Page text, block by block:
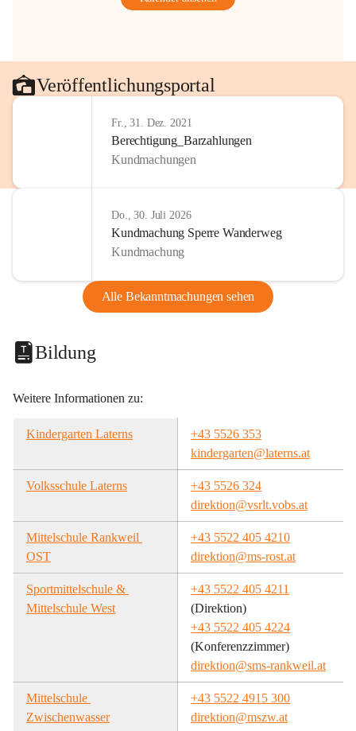
Veröffentlichungsportal
Fr., 31. Dez. 2021
Berechtigung_Barzahlungen
Kundmachungen
Do., 30. Juli 2026
Kundmachung Sperre Wanderweg
Kundmachung
Alle Bekanntmachungen sehen
Bildung
Weitere Informationen zu:
Kindergarten Laterns
+43 5526 353
kindergarten@laterns.at
Volksschule Laterns
+43 5526 324
direktion@vsrlt.vobs.at
Mittelschule Rankweil
OST
+43 5522 405 4210
direktion@ms-rost.at
Sportmittelschule &
Mittelschule West
+43 5522 405 4211
(Direktion)
+43 5522 405 4224
(Konferenzzimmer)
direktion@sms-rankweil.at
Mittelschule
Zwischenwasser
+43 5522 4915 300
direktion@mszw.at